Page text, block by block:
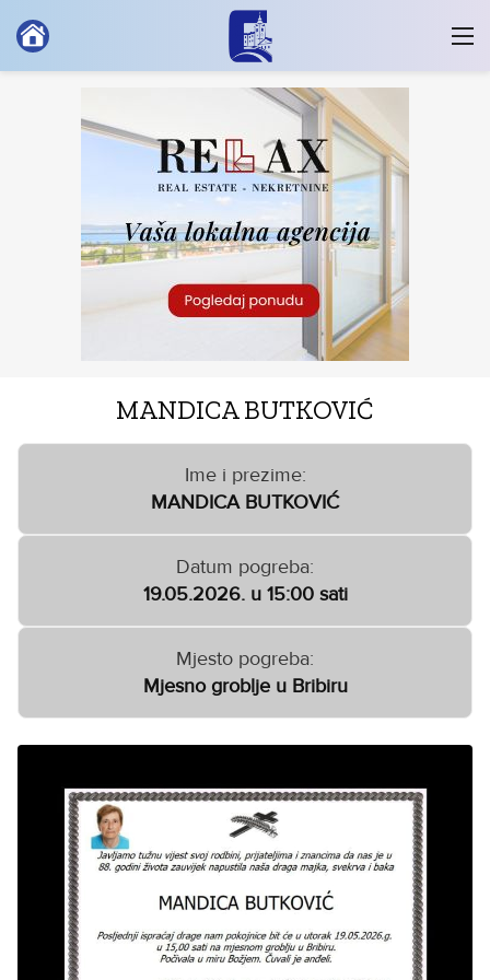
MANDICA BUTKOVIĆ
Ime i prezime:
MANDICA BUTKOVIĆ
Datum pogreba:
19.05.2026. u 15:00 sati
Mjesto pogreba:
Mjesno groblje u Bribiru